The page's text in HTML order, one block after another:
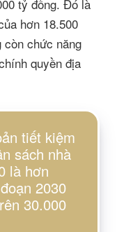
tỷ đồng. Đó là
hơn 18.500
chức năng
quyền địa
tiết kiệm
sách nhà
là hơn
2030
30.000